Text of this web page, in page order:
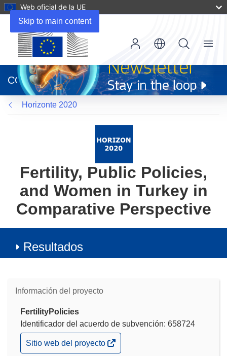
Skip to main content
Web oficial de la UE
abrirá
en
una
nueva
ventana)
CORDIS
Menu
Horizonte 2020
Fertility, Public Policies,
and Women in Turkey in
Comparative Perspective
Resultados
Información del proyecto
FertilityPolicies
Identificador del acuerdo de subvención: 658724
(se
abrirá
Sitio web del proyecto